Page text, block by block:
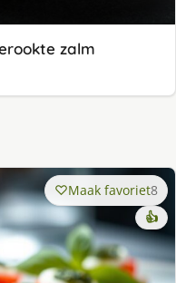
zalm
Maak favoriet8
👍